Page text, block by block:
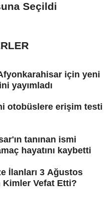
Seçildi
için yeni
yayımladı
otobüslere erişim testi
tanınan ismi
hayatını kaybetti
İlanları 3 Ağustos
Kimler Vefat Etti?